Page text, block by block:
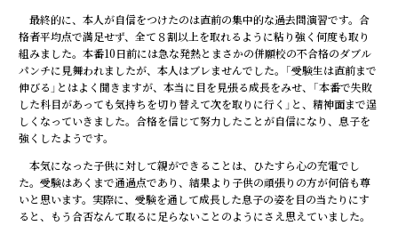
最終的に、本人が自信をつけたのは直前の集中的な過去問演習です。合
格者平均点で満足せず、全て８割以上を取れるように粘り強く何度も取り
組みました。本番10日前には急な発熱とまさかの併願校の不合格のダブル
パンチに見舞われましたが、本人はブレませんでした。「受験生は直前まで
伸びる」とはよく聞きますが、本当に目を見張る成長をみせ、「本番で失敗
した科目があっても気持ちを切り替えて次を取りに行く」と、精神面まで逞
しくなっていきました。合格を信じて努力したことが自信になり、息子を
強くしたようです。
本気になった子供に対して親ができることは、ひたすら心の充電でし
た。受験はあくまで通過点であり、結果より子供の頑張りの方が何倍も尊
いと思います。実際に、受験を通して成長した息子の姿を目の当たりにす
ると、もう合否なんて取るに足らないことのようにさえ思えていました。